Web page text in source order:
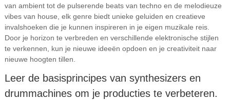
van ambient tot de pulserende beats van techno en de melodieuze
vibes van house, elk genre biedt unieke geluiden en creatieve
invalshoeken die je kunnen inspireren in je eigen muzikale reis.
Door je horizon te verbreden en verschillende elektronische stijlen
te verkennen, kun je nieuwe ideeën opdoen en je creativiteit naar
nieuwe hoogten tillen.
Leer de basisprincipes van synthesizers en
drummachines om je producties te verbeteren.